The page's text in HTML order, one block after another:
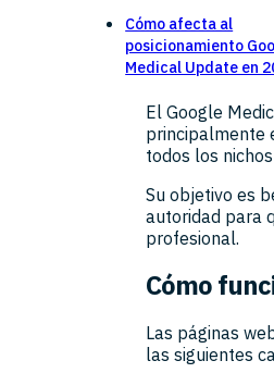
Cómo afecta al
posicionamiento
Medical Update en
El Google
principalmente
todos los
Su objetivo es
autoridad para
profesional.
Cómo
Las páginas
las siguientes